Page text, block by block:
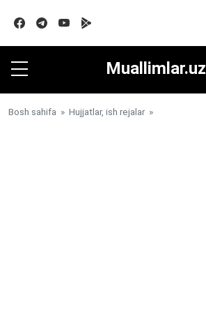
FacebookTelegram
Youtube
Muallimlar.uz
Bosh sahifa » Hujjatlar, ish rejalar»